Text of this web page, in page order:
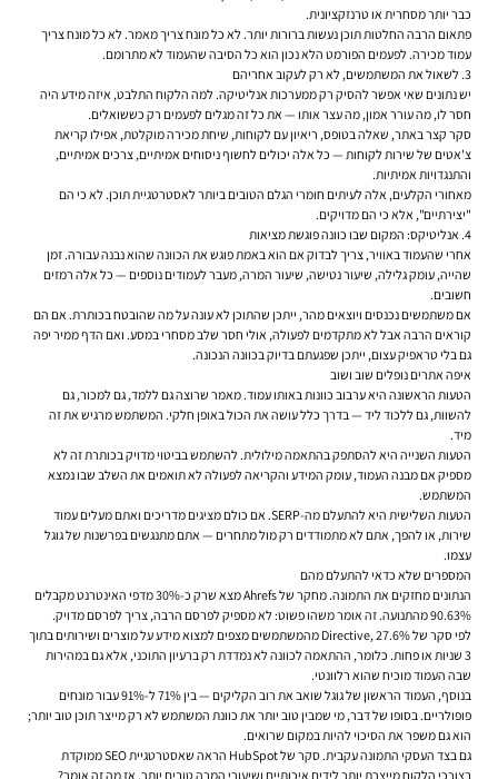
כבר יותר מסחרית או טרנזקציונית.
פתאום הרבה החלטות תוכן נעשות ברורות יותר. לא כל מונח צריך מאמר. לא כל מונח צריך
עמוד מכירה. לפעמים הפורמט הלא נכון הוא כל הסיבה שהעמוד לא מתרומם.
3. לשאול את המשתמשים, לא רק לעקוב אחריהם
יש נתונים שאי אפשר להסיק רק ממערכות אנליטיקה. למה הלקוח התלבט, איזה מידע היה
חסר לו, מה עורר אמון, מה עצר אותו — את כל זה מגלים לפעמים רק כששואלים.
סקר קצר באתר, שאלה בטופס, ריאיון עם לקוחות, שיחת מכירה מוקלטת, אפילו קריאת
צ'אטים של שירות לקוחות — כל אלה יכולים לחשוף ניסוחים אמיתיים, צרכים אמיתיים,
והתנגדויות אמיתיות.
מאחורי הקלעים, אלה לעיתים חומרי הגלם הטובים ביותר לאסטרטגיית תוכן. לא כי הם
"יצירתיים", אלא כי הם מדויקים.
4. אנליטיקס: המקום שבו כוונה פוגשת מציאות
אחרי שהעמוד באוויר, צריך לבדוק אם הוא באמת פוגש את הכוונה שהוא נבנה עבורה. זמן
שהייה, עומק גלילה, שיעור נטישה, שיעור המרה, מעבר לעמודים נוספים — כל אלה רמזים
חשובים.
אם משתמשים נכנסים ויוצאים מהר, ייתכן שהתוכן לא עונה על מה שהובטח בכותרת. אם הם
קוראים הרבה אבל לא מתקדמים לפעולה, אולי חסר שלב מסחרי במסע. ואם הדף ממיר יפה
גם בלי טראפיק עצום, ייתכן שפגעתם בדיוק בכוונה הנכונה.
איפה אתרים נופלים שוב ושוב
הטעות הראשונה היא ערבוב כוונות באותו עמוד. מאמר שרוצה גם ללמד, גם למכור, גם
להשוות, גם ללכוד ליד — בדרך כלל עושה את הכול באופן חלקי. המשתמש מרגיש את זה
מיד.
הטעות השנייה היא להסתפק בהתאמה מילולית. להשתמש בביטוי מדויק בכותרת זה לא
מספיק אם מבנה העמוד, עומק המידע והקריאה לפעולה לא תואמים את השלב שבו נמצא
המשתמש.
הטעות השלישית היא להתעלם מה-SERP. אם כולם מציגים מדריכים ואתם מעלים עמוד
שירות, או להפך, אתם לא מתמודדים רק מול מתחרים — אתם מתנגשים בפרשנות של גוגל
עצמו.
המספרים שלא כדאי להתעלם מהם
הנתונים מחזקים את התמונה. מחקר של Ahrefs מצא שרק כ-30% מדפי האינטרנט מקבלים
90.63% מהתנועה. זה אומר משהו פשוט: לא מספיק לפרסם הרבה, צריך לפרסם מדויק.
לפי סקר של Directive, 27.6% מהמשתמשים מצפים למצוא מידע על מוצרים ושירותים בתוך
3 שניות או פחות. כלומר, ההתאמה לכוונה לא נמדדת רק ברעיון התוכני, אלא גם במהירות
שבה העמוד מוכיח שהוא רלוונטי.
בנוסף, העמוד הראשון של גוגל שואב את רוב הקליקים — בין 71% ל-91% עבור מונחים
פופולריים. בסופו של דבר, מי שמבין טוב יותר את כוונת המשתמש לא רק מייצר תוכן טוב יותר;
הוא גם משפר את הסיכוי להיות במקום שרואים.
גם בצד העסקי התמונה עקבית. סקר של HubSpot הראה שאסטרטגיית SEO ממוקדת
בצורכי הלקוח מייצרת יותר לידים איכותיים ושיעורי המרה טובים יותר. אז מה זה אומר?